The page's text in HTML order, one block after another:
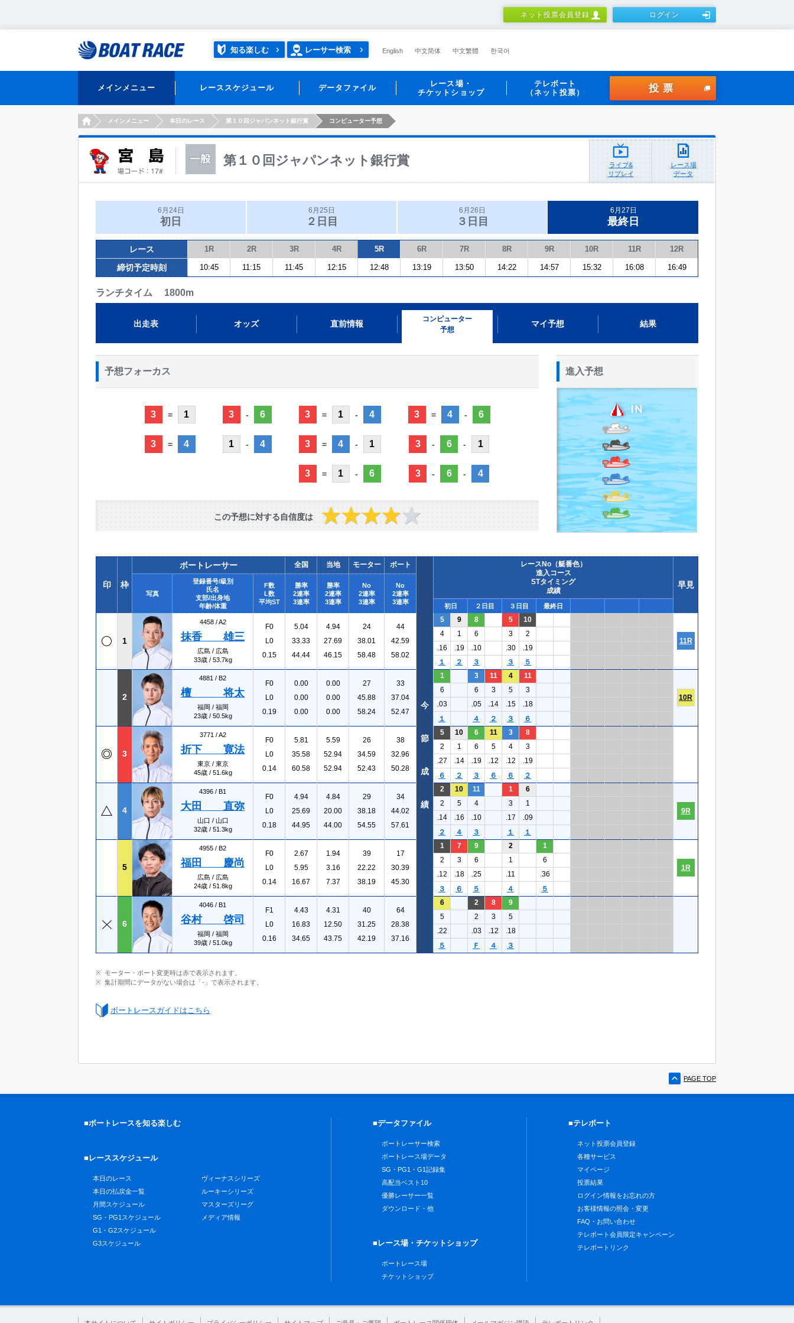
ネット投票会員登録 ログイン
知る楽しむ レーサー検索 English 中文简体 中文繁體 한국어
メインメニュー レーススケジュール データファイル
レース場・
チケットショップ
テレボート
（ネット投票）
投票
HOMEメインメニュー 本日のレース 第１０回ジャパンネット銀行賞 コンピューター予想
第１０回ジャパンネット銀行賞
ライブ&
リプレイ
レース場
データ
6月24日
初日
6月25日
２日目
6月26日
３日目
6月27日
最終日
レース 1R 2R 3R 4R 5R 6R 7R 8R 9R 10R 11R 12R
締切予定時刻 10:45 11:15 11:45 12:15 12:48 13:19 13:50 14:22 14:57 15:32 16:08 16:49
ランチタイム 1800m
出走表 オッズ 直前情報
コンピューター
予想
マイ予想 結果
予想フォーカス
3 = 1
3 = 4
3 - 6
1 - 4
3 = 1 - 4
3 = 4 - 1
3 = 1 - 6
3 = 4 - 6
3 - 6 - 1
3 - 6 - 4
この予想に対する自信度は
進入予想
印 枠
ボートレーサー 全国 当地 モーター ボート
レースNo（艇番色）
進入コース
STタイミング
成績
早見
写真
登録番号/級別
氏名
支部/出身地
年齢/体重
F数
L数
平均ST
勝率
2連率
3連率
勝率
2連率
3連率
No
2連率
3連率
No
2連率
3連率
初日 ２日目 ３日目 最終日
1
4458 /A2
抹香 雄三
広島 / 広島
33歳 / 53.7kg
F0
L0
0.15
5.04
33.33
44.44
4.94
27.69
46.15
24
38.01
58.48
44
42.59
58.02
5 9 8 5 10
11R
4 1 6 3
2
.16
.19 .10 .30
.19
１
２ ３ ３ ５
2
4881 / B2
檀 将太
福岡 / 福岡
23歳 / 50.5kg
F0
L0
0.19
0.00
0.00
0.00
0.00
0.00
0.00
27
45.88
58.24
33
37.04
52.47
1 3 11 4 11
10R
6 6 3 5
3
.03
.05 .14 .15
.18
１
４ ２ ３ ６
3
3771 /A2
折下 寛法
東京 / 東京
45歳 / 51.6kg
F0
L0
0.14
5.81
35.58
60.58
5.59
52.94
52.94
26
34.59
52.43
38
32.96
50.28
5 10 6 11 3
8
2
1 6 5 4
3
.27
.14 .19 .12 .12
.19
６
２ ３ ６ ６ ２
4
4396 / B1
大田 直弥
山口 / 山口
32歳 / 51.3kg
F0
L0
0.18
4.94
25.69
44.95
4.84
20.00
44.00
29
38.18
54.55
34
44.02
57.61
2 10 11 1 6
9R
2 5 4 3
1
.14
.16 .10 .17
.09
２
４ ３ １ １
5
4955 / B2
福田 慶尚
広島 / 広島
24歳 / 51.8kg
F0
L0
0.14
2.67
5.95
16.67
1.94
3.16
7.37
39
22.22
38.19
17
30.39
45.30
1 7 9 2 1
1R
2 3 6 1
6
.12
.18 .25 .11
.36
３
６ ５ ４ ５
6
4046 / B1
谷村 啓司
福岡 / 福岡
39歳 / 51.0kg
F1
L0
0.16
4.43
16.83
34.65
4.31
12.50
43.75
40
31.25
42.19
64
28.38
37.16
6 2 8
9
5
2 3
5
.22
.03 .12
.18
５
Ｆ ４ ３
今
節
成
績
モーター・ボート変更時は赤で表示されます。
集計期間にデータがない場合は「-」で表示されます。
ボートレースガイドはこちら
PAGE TOP
■ボートレースを知る楽しむ
■レーススケジュール
本日のレース
本日の払戻金一覧
月間スケジュール
SG・PG1スケジュール
G1・G2スケジュール
G3スケジュール
ヴィーナスシリーズ
ルーキーシリーズ
マスターズリーグ
メディア情報
■データファイル
ボートレーサー検索
ボートレース場データ
SG・PG1・G1記録集
高配当ベスト10
優勝レーサー一覧
ダウンロード・他
■レース場・チケットショップ
ボートレース場
チケットショップ
■テレボート
ネット投票会員登録
各種サービス
マイページ
投票結果
ログイン情報をお忘れの方
お客様情報の照会・変更
FAQ・お問い合わせ
テレボート会員限定キャンペーン
テレボートリンク